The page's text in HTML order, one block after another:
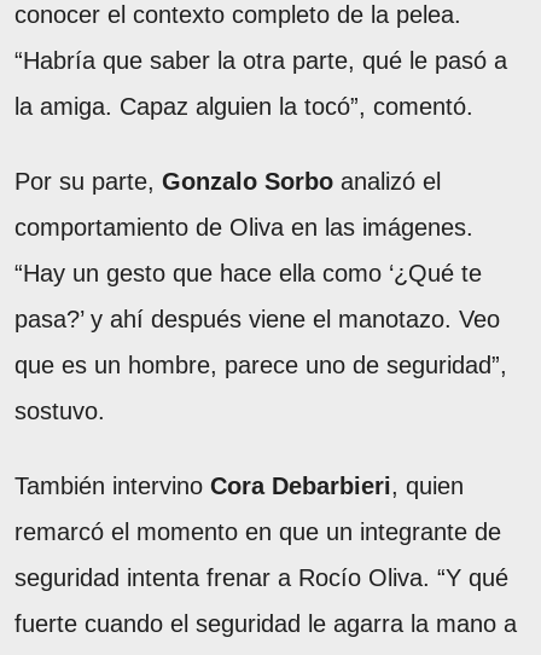
conocer el contexto completo de la pelea.
“Habría que saber la otra parte, qué le pasó a
la amiga. Capaz alguien la tocó”, comentó.
Por su parte, Gonzalo Sorbo analizó el
comportamiento de Oliva en las imágenes.
“Hay un gesto que hace ella como ‘¿Qué te
pasa?’ y ahí después viene el manotazo. Veo
que es un hombre, parece uno de seguridad”,
sostuvo.
También intervino Cora Debarbieri, quien
remarcó el momento en que un integrante de
seguridad intenta frenar a Rocío Oliva. “Y qué
fuerte cuando el seguridad le agarra la mano a